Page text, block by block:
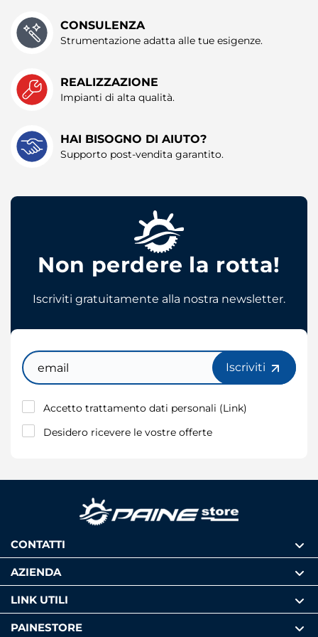
con altre informazioni che ha fornito loro o che hanno
raccolto dal suo utilizzo dei loro servizi.
CONSULENZA
Strumentazione adatta alle tue esigenze.
REALIZZAZIONE
Impianti di alta qualità.
HAI BISOGNO DI AIUTO?
Supporto post-vendita garantito.
Non perdere la rotta!
Iscriviti gratuitamente alla nostra newsletter.
Email
Iscriviti
Accetto trattamento dati personali (Link)
Desidero ricevere le vostre offerte
CONTATTI
AZIENDA
LINK UTILI
PAINESTORE